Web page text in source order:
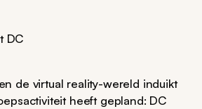
DC
de virtual reality-wereld induikt
heeft gepland: DC